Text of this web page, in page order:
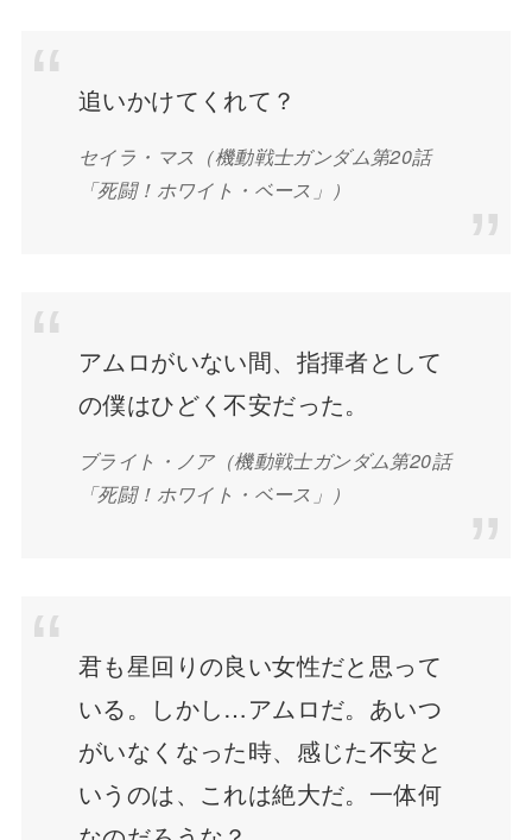
追いかけてくれて？
セイラ・マス（機動戦士ガンダム第20話
「死闘！ホワイト・ベース」）
アムロがいない間、指揮者として
の僕はひどく不安だった。
ブライト・ノア（機動戦士ガンダム第20話
「死闘！ホワイト・ベース」）
君も星回りの良い女性だと思って
いる。しかし…アムロだ。あいつ
がいなくなった時、感じた不安と
いうのは、これは絶大だ。一体何